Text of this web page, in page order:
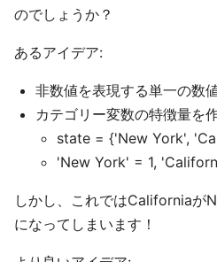
のでしょうか？
あるアイデア:
非数値を表現する単一の数
カテゴリー変数の特徴量を
state = {'New York',
'New York' = 1,
しかし、これではCaliforniaが
になってしまいます！